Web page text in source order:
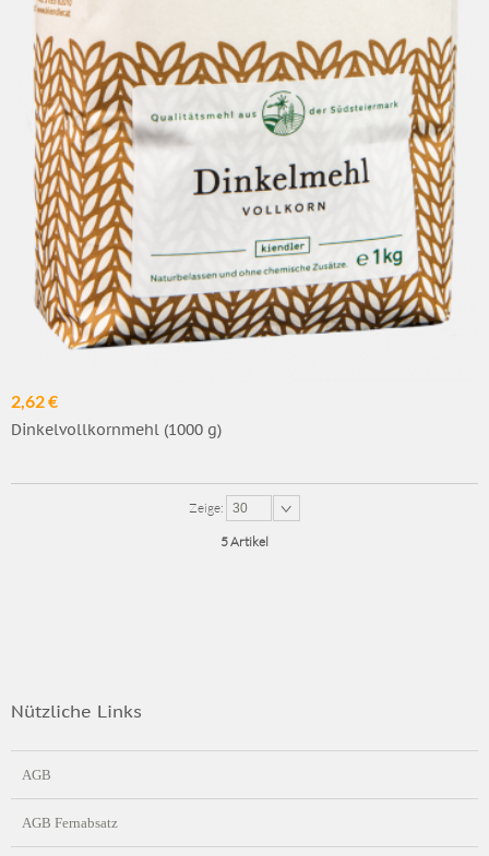
2,62 €
Dinkelvollkornmehl (1000 g)
Zeige: 30
5 Artikel
Nützliche Links
AGB
AGB Fernabsatz